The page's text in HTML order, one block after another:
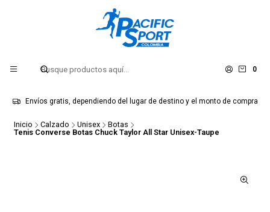
0
Envíos gratis, dependiendo del lugar de destino y el monto de compra
Inicio Calzado Unisex
Botas
Tenis Converse Botas Chuck Taylor All Star Unisex-Taupe